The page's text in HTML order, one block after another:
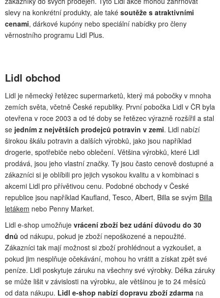
slevy na konkrétní produkty, ale také soutěže s atraktivními
cenami, dárkové kupóny nebo speciální nabídky pro členy
věrnostního programu Lidl Plus.
Lidl obchod
Lidl je německý řetězec supermarketů, který má pobočky v mnoha
zemích světa, včetně České republiky. První pobočka Lidl v ČR byla
otevřena v roce 2003 a od té doby se řetězec výrazně rozšířil a stal
se jedním z největších prodejců potravin v zemi. Lidl nabízí
širokou škálu potravin a dalších výrobků, jako jsou například
drogerie, spotřebiče nebo oblečení. Většina výrobků, které Lidl
prodává, jsou jeho vlastní značky. Ty jsou často cenově dostupné a
zákazníci si je oblíbili pro jejich vysokou kvalitu a v kombinaci s
akcemi Lidl pro přívětivou cenu. Podobné obchody v České
republice jsou například Kaufland, Tesco, Albert, Billa se svým Billa
letákem nebo Penny Market.
Lidl e-shop umožňuje vrácení zboží bez udání důvodu do 30
dnů od nákupu, pokud je zboží nepoškozené a nepoužité.
Zákazníci tak mají možnost si zboží prohlédnout a vyzkoušet, a
pokud jim nesplňuje očekávání, mohou ho vrátit a získat zpět své
peníze. Lidl poskytuje záruku na všechny své výrobky. Délka záruky
se může lišit v závislosti na výrobku, ale většinou je to 24 měsíců
od data nákupu. Lidl e-shop nabízí dopravu zboží zdarma na